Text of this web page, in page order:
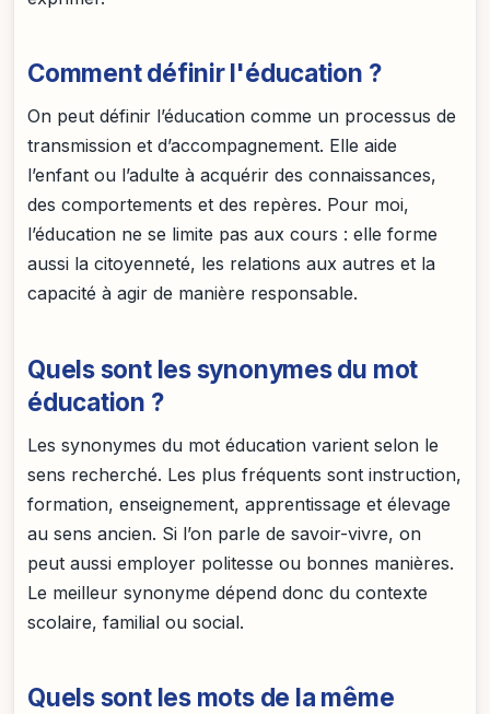
Comment définir l'éducation ?
On peut définir l’éducation comme un processus de
transmission et d’accompagnement. Elle aide
l’enfant ou l’adulte à acquérir des connaissances,
des comportements et des repères. Pour moi,
l’éducation ne se limite pas aux cours : elle forme
aussi la citoyenneté, les relations aux autres et la
capacité à agir de manière responsable.
Quels sont les synonymes du mot
éducation ?
Les synonymes du mot éducation varient selon le
sens recherché. Les plus fréquents sont instruction,
formation, enseignement, apprentissage et élevage
au sens ancien. Si l’on parle de savoir-vivre, on
peut aussi employer politesse ou bonnes manières.
Le meilleur synonyme dépend donc du contexte
scolaire, familial ou social.
Quels sont les mots de la même